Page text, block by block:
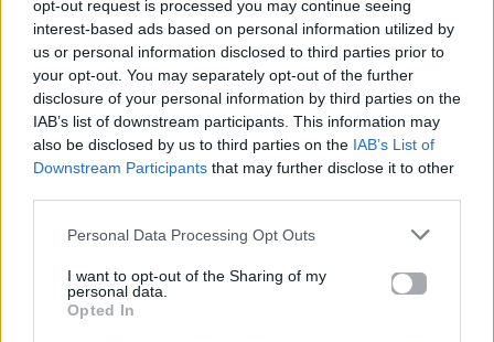
opt-out request is processed you may continue seeing
interest-based ads based on personal information utilized by
us or personal information disclosed to third parties prior to
your opt-out. You may separately opt-out of the further
disclosure of your personal information by third parties on the
IAB’s list of downstream participants. This information may
also be disclosed by us to third parties on the IAB’s List of
Downstream Participants that may further disclose it to other
Personal Data Processing Opt Outs
I want to opt-out of the Sharing of my
personal data.
Opted In